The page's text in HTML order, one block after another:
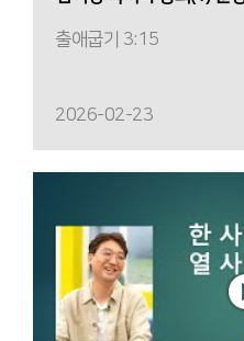
출애굽기 3:15
2026-02-23